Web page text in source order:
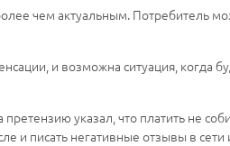
чем актуальным. Потребитель
и возможна ситуация, когда
указал, что платить не
и писать негативные отзывы в сети